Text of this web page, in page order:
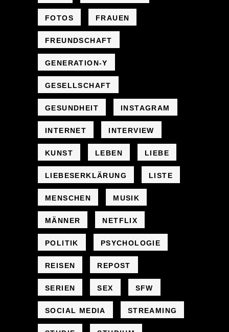
FOTOS FRAUEN
FREUNDSCHAFT
GENERATION-Y
GESELLSCHAFT
GESUNDHEIT INSTAGRAM
INTERNET INTERVIEW
KUNST LEBEN LIEBE
LIEBESERKLÄRUNG LISTE
MENSCHEN MUSIK
MÄNNER NETFLIX
POLITIK PSYCHOLOGIE
REISEN REPOST
SERIEN SEX SFW
SOCIAL MEDIA STREAMING